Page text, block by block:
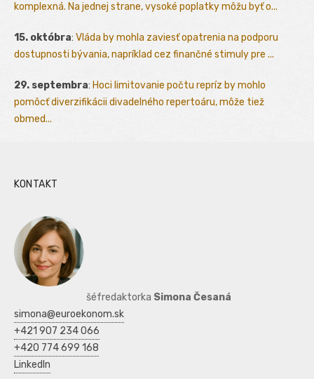
komplexná. Na jednej strane, vysoké poplatky môžu byť o...
15. októbra: Vláda by mohla zaviesť opatrenia na podporu
dostupnosti bývania, napríklad cez finančné stimuly pre ...
29. septembra: Hoci limitovanie počtu repríz by mohlo
pomôcť diverzifikácii divadelného repertoáru, môže tiež
obmed...
KONTAKT
šéfredaktorka Simona Česaná
simona@euroekonom.sk
+421 907 234 066
+420 774 699 168
LinkedIn